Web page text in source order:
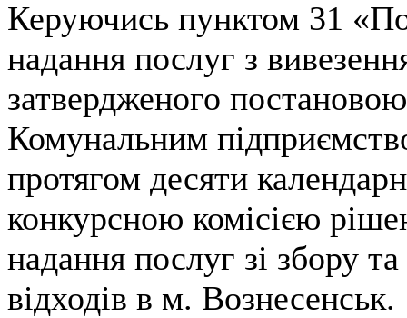
Керуючись пунктом 31
надання послуг з
затвердженого
Комунальним
протягом десяти
конкурсною комісією
надання послуг зі збору
відходів в м. Вознесенськ.